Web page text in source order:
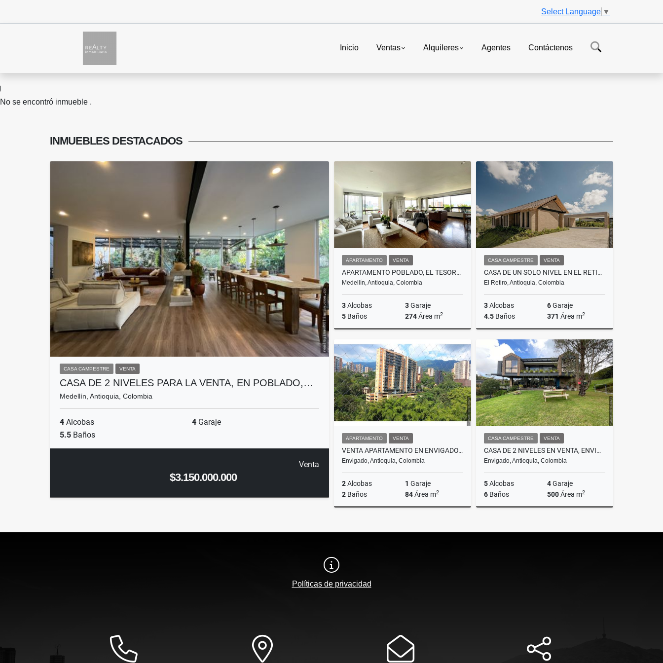
Select Language ▼
Inicio Ventas Alquileres Agentes Contáctenos
No se encontró inmueble .
INMUEBLES DESTACADOS
CASA CAMPESTRE VENTA
CASA DE 2 NIVELES PARA LA VENTA, EN POBLADO,…
Medellín, Antioquia, Colombia
4 Alcobas 4 Garaje
5.5 Baños
Venta
$3.150.000.000
APARTAMENTO VENTA
APARTAMENTO POBLADO, EL TESORO, EN VENTA, VISTA A VERDE, CALLE CERRADA
Medellín, Antioquia, Colombia
3Alcobas 3Garaje
5 Baños 274Área m2
Venta
$1.600.000.000
CASA CAMPESTRE VENTA
CASA DE UN SOLO NIVEL EN EL RETIRO, V. PANTANILLO (PARA ESTRENAR)
El Retiro, Antioquia, Colombia
3Alcobas 6Garaje
4.5 Baños 371 Área m2
Venta
$3.690.000.000
APARTAMENTO VENTA
VENTA APARTAMENTO EN ENVIGADO, SECTOR LOMA DE CUMBRES
Envigado, Antioquia, Colombia
2Alcobas 1 Garaje
2 Baños 84Área m2
$670.000.000
CASA CAMPESTRE VENTA
CASA DE 2 NIVELES EN VENTA, ENVIGADO, ALTO DE LAS PALMAS (PARCELACION)
Envigado, Antioquia, Colombia
5Alcobas 4Garaje
6 Baños 500Área m2
$3.800.000.000
Políticas de privacidad